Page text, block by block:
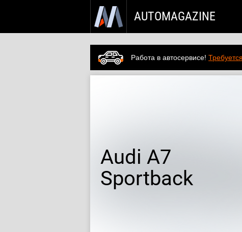
AUTOMAGAZINE
Работа в автосервисе!
Audi A7
Sportback